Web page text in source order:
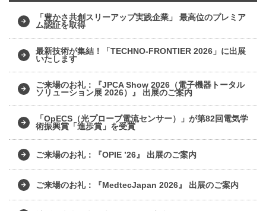
「豊かさ共創スリーアップ実践企業」 最高位のプレミア
ム認証を取得
最新技術が集結！「TECHNO-FRONTIER 2026」に出展
いたします
ご来場のお礼：『JPCA Show 2026（電子機器トータル
ソリューション展 2026）』 出展のご案内
「OpECS（光プローブ電流センサー）」が第82回電気学
術振興賞「進歩賞」を受賞
ご来場のお礼：『OPIE ’26』 出展のご案内
ご来場のお礼：『MedtecJapan 2026』 出展のご案内